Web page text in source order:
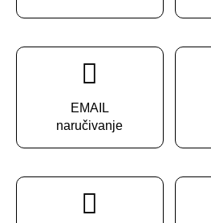
EMAIL
naručivanje